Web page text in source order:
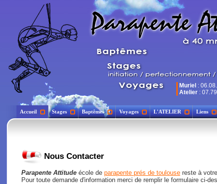
Muriel :
Atelier :
Accueil Stages Baptêmes Voyages L'ATELIER Liens
Nous Contacter
Parapente Attitude école de parapente prés de toulouse reste à
Pour toute demande d'information merci de remplir le formulaire ci-